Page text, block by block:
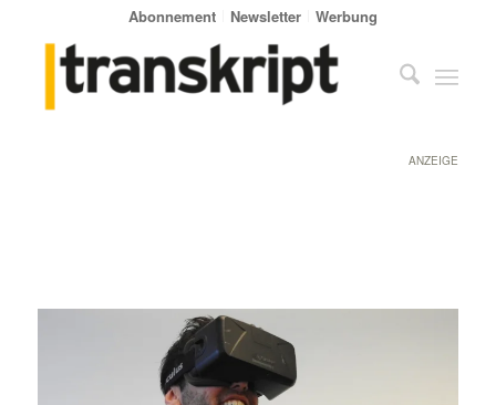
Abonnement Newsletter Werbung
ANZEIGE